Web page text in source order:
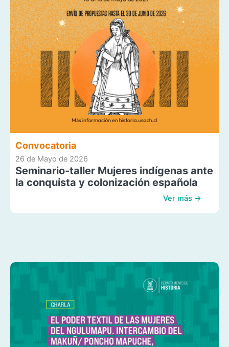
Convocatoria
26 de Mayo de 2026
Seminario-taller Mujeres indígenas ante
la conquista y colonización española
Ver más →